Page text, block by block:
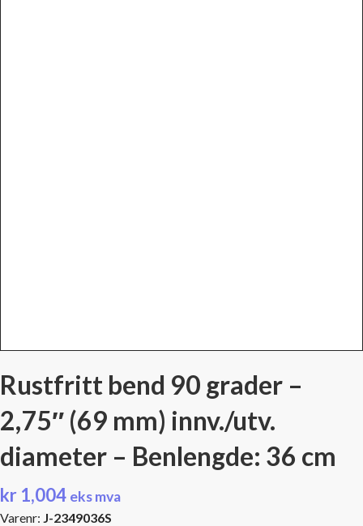
Rustfritt bend 90 grader –
2,75″ (69 mm) innv./utv.
diameter – Benlengde: 36 cm
kr 1,004 eks mva
Varenr: J-2349036S